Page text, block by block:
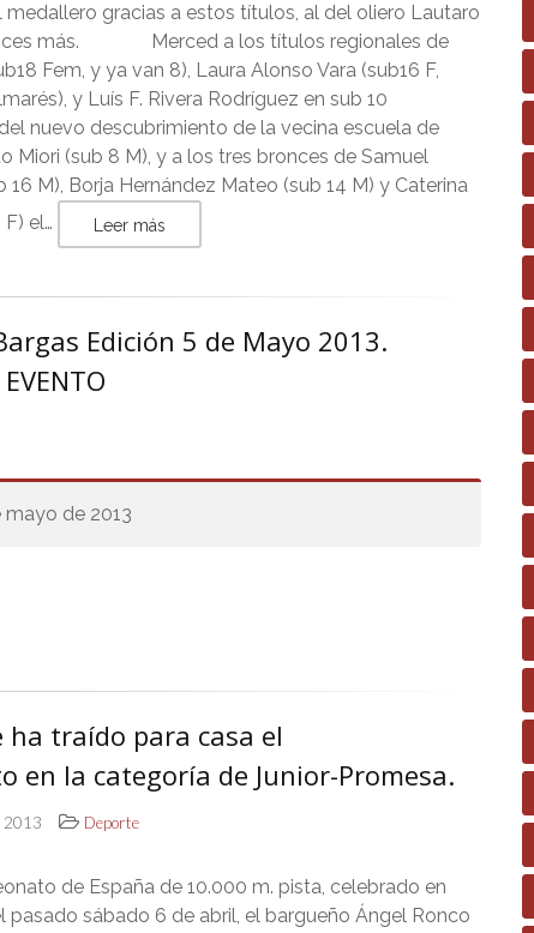
medallero gracias a estos títulos, al del oliero Lautaro
más. Merced a los títulos regionales de
Fem, y ya van 8), Laura Alonso Vara (sub16 F,
y Luís F. Rivera Rodríguez en sub 10
nuevo descubrimiento de la vecina escuela de
Miori (sub 8 M), y a los tres bronces de Samuel
16 M), Borja Hernández Mateo (sub 14 M) y Caterina
el…
Leer más
Edición 5 de Mayo 2013.
de 2013
ha traído para casa el
en la categoría de Junior-Promesa.
2013 Deporte
de España de 10.000 m. pista, celebrado en
pasado sábado 6 de abril, el bargueño Ángel Ronco